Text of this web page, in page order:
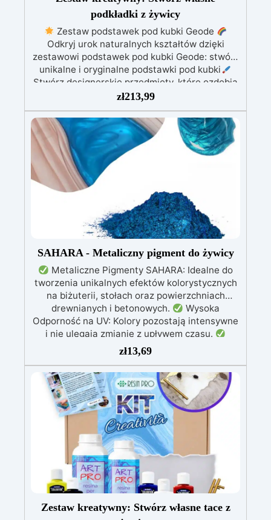
podkładki z żywicy
Zestaw podstawek pod kubki Geode
Odkryj urok naturalnych kształtów dzięki
zestawowi podstawek pod kubki Geode: stwórz
unikalne i oryginalne podstawki pod kubki
Stwórz designerskie przedmioty, które ozdobią
Twój dom i stworzą wyjątkową atmosferę dzięki
Twoim rękodziełom! Ten zestaw zawiera
wszystko, czego potrzebujesz, aby rozpocząć:
800 gramów żywicy epoksydowej formę
silikonową do podstawek pod kubki Geode 5
kolorów barwników rękawice i narzędzia do
mieszania nasz szczegółowy przewodnik na
temat tworzenia tych form. Pozwól swojej
kreatywności swobodnie płynąć i stwórz
unikalne podstawki inspirowane kształtami
natury. Każde dzieło będzie wyrażać małą część
Ciebie: idealne do wystawienia w domu lub
podarowania komuś, kogo kochasz
Jesteś
gotowy, aby dodać niepowtarzalny akcent do
swojego domu? Materiały i technikę
dostarczymy my: będziesz musiał tylko dodać
szczyptę kreatywności
Kup zestaw
zł213,99
SAHARA - Metaliczny pigment do żywicy
Metaliczne Pigmenty SAHARA: Idealne do
tworzenia unikalnych efektów kolorystycznych
na biżuterii, stołach oraz powierzchniach
drewnianych i betonowych.
Wysoka
Odporność na UV: Kolory pozostają intensywne
i nie ulegają zmianie z upływem czasu.
Wszechstronność Zastosowania: Doskonałe do
żywicy epoksydowej, rękodzieła, modelarstwa i
dekoracji.
Dostępne w Dwóch Rozmiarach:
Opakowania 10 g i 100 g, dostosowane do
różnych potrzeb użytkowników.
Szeroka
Paleta Kolorów: Bogata gama metalicznych i
perłowych odcieni, w tym złoto, miedź,
niebieski, zielony i wiele innych.
zł13,69
Zestaw kreatywny: Stwórz własne tace z